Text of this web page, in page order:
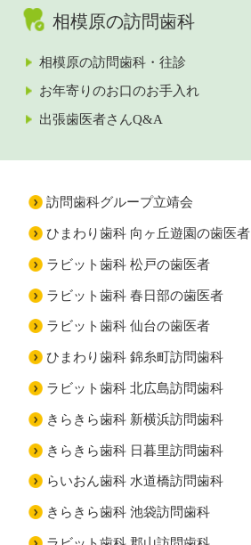
相模原の訪問歯科
相模原の訪問歯科・往診
お年寄りのお口のお手入れ
出張歯医者さんQ&A
訪問歯科グループ立靖会
ひまわり歯科 向ヶ丘遊園の歯医者
ラビット歯科 松戸の歯医者
ラビット歯科 春日部の歯医者
ラビット歯科 仙台の歯医者
ひまわり歯科 錦糸町訪問歯科
ラビット歯科 北広島訪問歯科
きらきら歯科 新横浜訪問歯科
きらきら歯科 日暮里訪問歯科
らいおん歯科 水道橋訪問歯科
きらきら歯科 池袋訪問歯科